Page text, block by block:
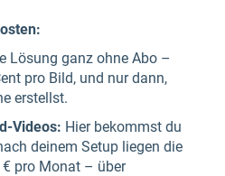
Lösung ganz ohne Abo –
pro Bild, und nur dann,
erstellst.
Videos: Hier bekommst du
deinem Setup liegen die
pro Monat – über